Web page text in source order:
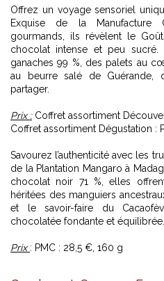
Offrez un voyage sensoriel
Exquise de la Manufacture
gourmands, ils révèlent le
chocolat intense et peu sucré.
ganaches 99 %, des palets au
au beurre salé de Guérande,
partager.
Prix :Coffret assortiment
Coffret assortiment Dégustation :
Savourez l’authenticité avec les
de la Plantation Mangaro à
chocolat noir 71 %, elles
héritées des manguiers
et le savoir-faire du
chocolatée fondante et équilibrée.
Prix: PMC : 28,5 €, 160 g